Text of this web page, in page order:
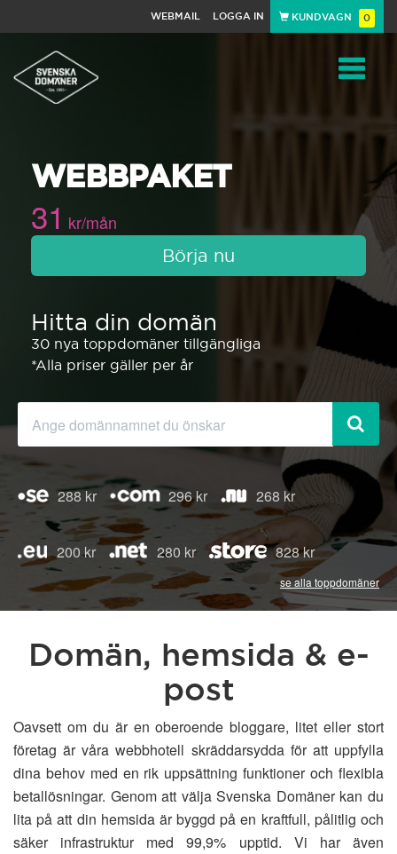
WEBMAIL LOGGA IN KUNDVAGN 0
Toggle
WEBBPAKET
31 kr/mån
Börja nu
Hitta din domän
30 nya toppdomäner tillgängliga
*Alla priser gäller per år
288 kr 296 kr 268 kr
200 kr 280 kr 828 kr
se alla toppdomäner
Domän, hemsida & e-
post
Oavsett om du är en oberoende bloggare, litet eller stort
företag är våra webbhotell skräddarsydda för att uppfylla
dina behov med en rik uppsättning funktioner och flexibla
betallösningar. Genom att välja Svenska Domäner kan du
lita på att din hemsida är byggd på en kraftfull, pålitlig och
säker infrastruktur med 99,9% upptid. Vi har även